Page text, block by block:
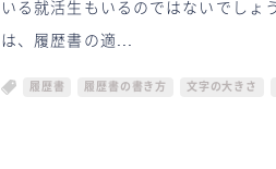
いる就活生もいるのではないでしょ
は、履歴書の適...
履歴書 履歴書の書き方 文字の大きさ